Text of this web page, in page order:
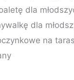
dla
dla
na